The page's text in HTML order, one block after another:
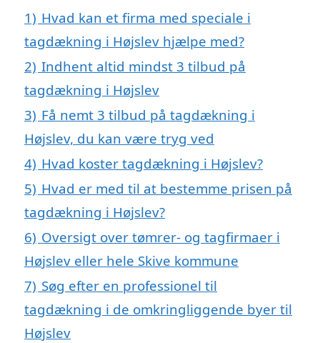
1) Hvad kan et firma med speciale i
tagdækning i Højslev hjælpe med?
2) Indhent altid mindst 3 tilbud på
tagdækning i Højslev
3) Få nemt 3 tilbud på tagdækning i
Højslev, du kan være tryg ved
4) Hvad koster tagdækning i Højslev?
5) Hvad er med til at bestemme prisen på
tagdækning i Højslev?
6) Oversigt over tømrer- og tagfirmaer i
Højslev eller hele Skive kommune
7) Søg efter en professionel til
tagdækning i de omkringliggende byer til
Højslev